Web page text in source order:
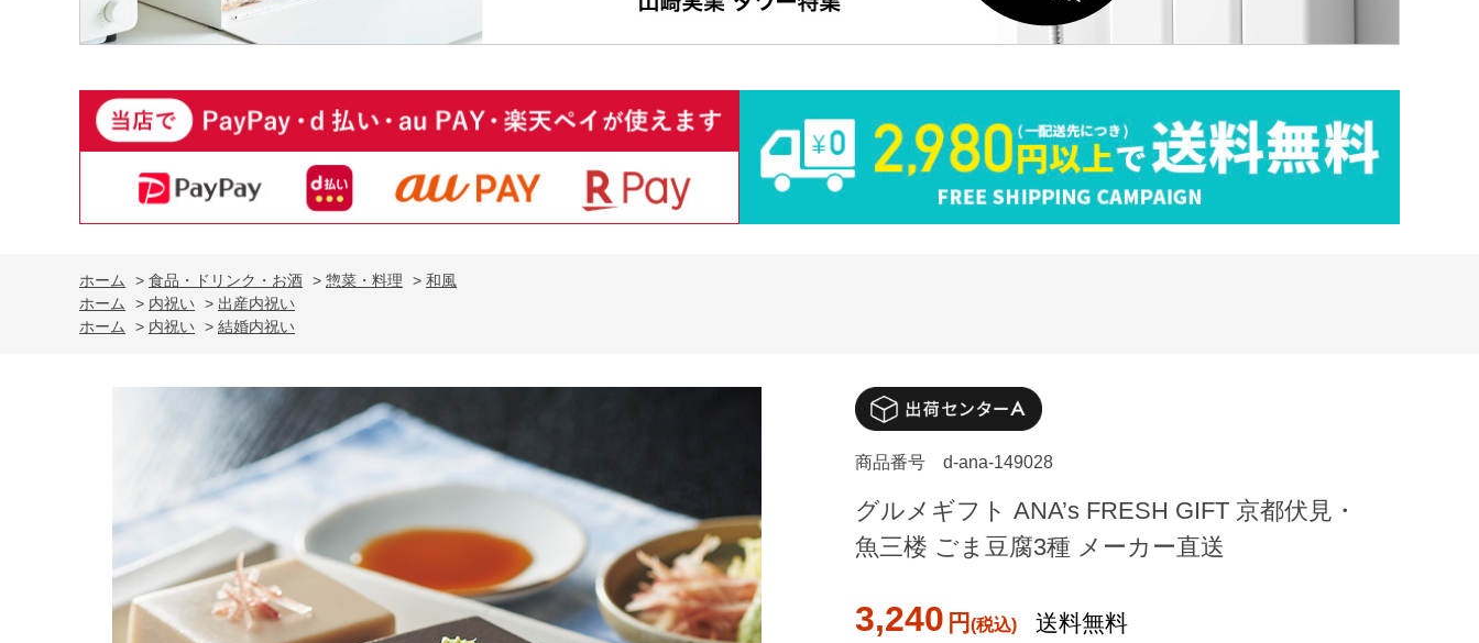
ホーム > 食品・ドリンク・お酒 > 惣菜・料理 > 和風
ホーム
> 内祝い > 出産内祝い
ホーム
> 内祝い > 結婚内祝い
商品番号 d-ana-149028
グルメギフト ANA’s FRESH GIFT 京都伏見・
魚三楼 ごま豆腐3種 メーカー直送
3,240 円 送料無料